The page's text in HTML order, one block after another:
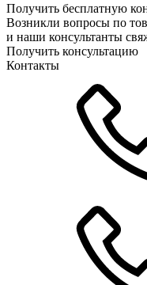
Получить бесплатную
Возникли вопросы по
и наши консультанты
Получить консультацию
Контакты